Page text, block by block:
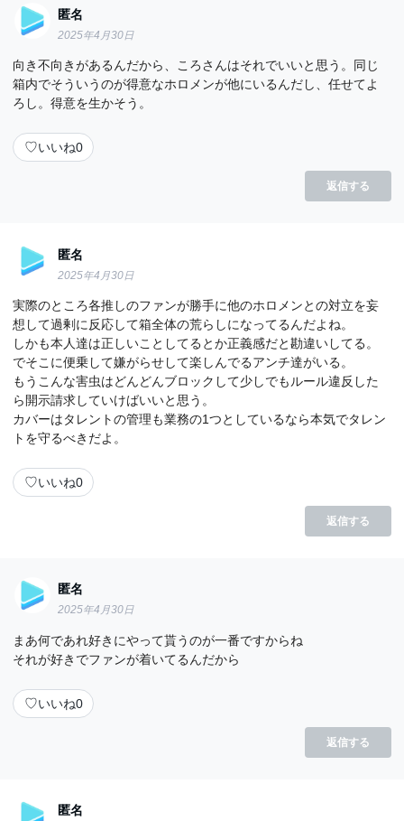
匿名
2025年4月30日
向き不向きがあるんだから、ころさんはそれでいいと思う。同じ
箱内でそういうのが得意なホロメンが他にいるんだし、任せてよ
ろし。得意を生かそう。
♡いいね0
返信する
匿名
2025年4月30日
実際のところ各推しのファンが勝手に他のホロメンとの対立を妄
想して過剰に反応して箱全体の荒らしになってるんだよね。
しかも本人達は正しいことしてるとか正義感だと勘違いしてる。
でそこに便乗して嫌がらせして楽しんでるアンチ達がいる。
もうこんな害虫はどんどんブロックして少しでもルール違反した
ら開示請求していけばいいと思う。
カバーはタレントの管理も業務の1つとしているなら本気でタレン
トを守るべきだよ。
♡いいね0
返信する
匿名
2025年4月30日
まあ何であれ好きにやって貰うのが一番ですからね
それが好きでファンが着いてるんだから
♡いいね0
返信する
匿名